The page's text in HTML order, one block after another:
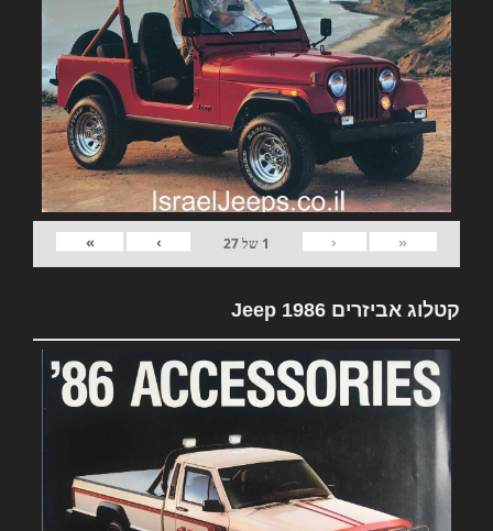
«
‹
1 של27
›
»
קטלוג אביזרים Jeep 1986